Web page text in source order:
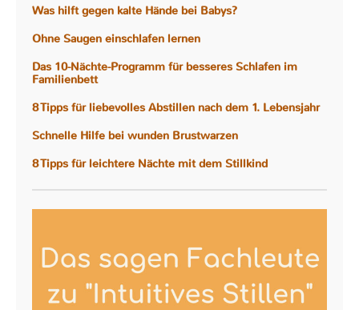
Was hilft gegen kalte Hände bei Babys?
Ohne Saugen einschlafen lernen
Das 10-Nächte-Programm für besseres Schlafen im
Familienbett
8 Tipps für liebevolles Abstillen nach dem 1. Lebensjahr
Schnelle Hilfe bei wunden Brustwarzen
8 Tipps für leichtere Nächte mit dem Stillkind